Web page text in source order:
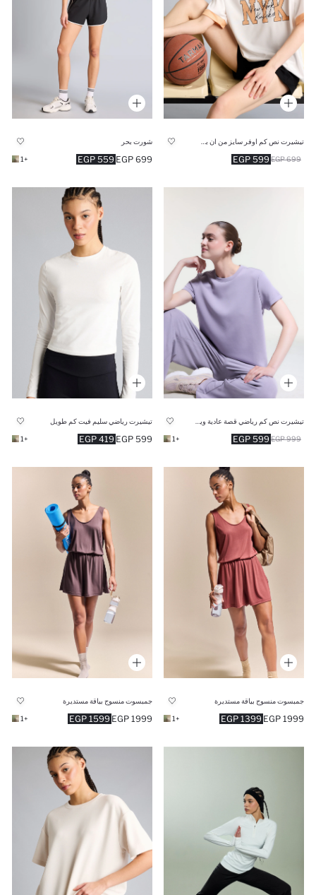
تيشيرت نص كم اوفر سايز من ان بي ايه
599 EGP 699 EGP
شورت بحر
559 EGP 699 EGP
+1
599 EGP 999 EGP
+1
تيشيرت رياضي سليم فيت كم طويل
419 EGP 599 EGP
+1
جمبسوت منسوج بياقة مستديرة
1399 EGP 1999 EGP
+1
جمبسوت منسوج بياقة مستديرة
1599 EGP 1999 EGP
+1